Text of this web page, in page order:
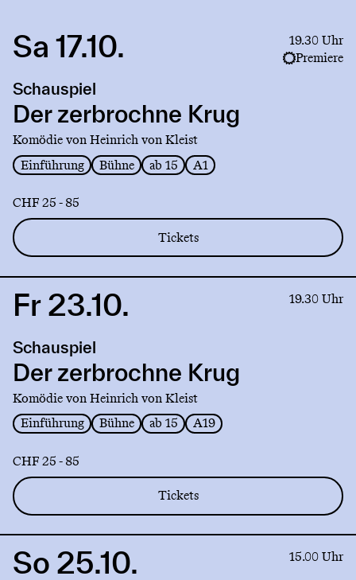
Link
Der
zerbrochne
Krug
Sa 17.10.
19.30 Uhr
Premiere
Schauspiel
Der zerbrochne Krug
Komödie von Heinrich von Kleist
Einführung
Bühne ab 15 A1
CHF 25 - 85
Tickets
Link
Der
zerbrochne
Krug
Fr 23.10. 19.30 Uhr
Schauspiel
Der zerbrochne Krug
Komödie von Heinrich von Kleist
Einführung
Bühne ab 15 A19
CHF 25 - 85
Tickets
LinkSo 25.10. 15.00 Uhr